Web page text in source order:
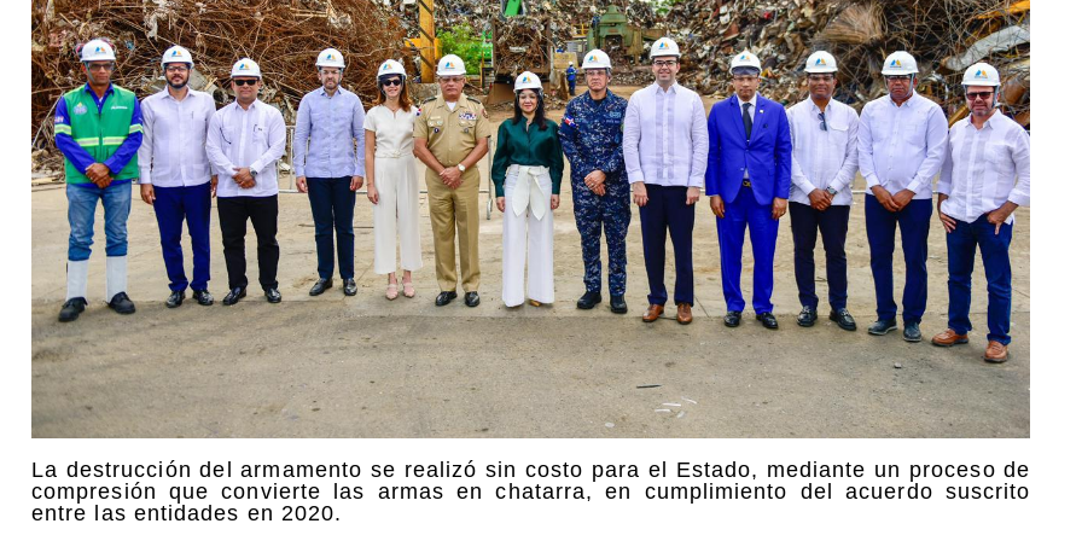
La destrucción del armamento se realizó sin costo para el Estado, mediante un proceso de
compresión que convierte las armas en chatarra, en cumplimiento del acuerdo suscrito
entre las entidades en 2020.